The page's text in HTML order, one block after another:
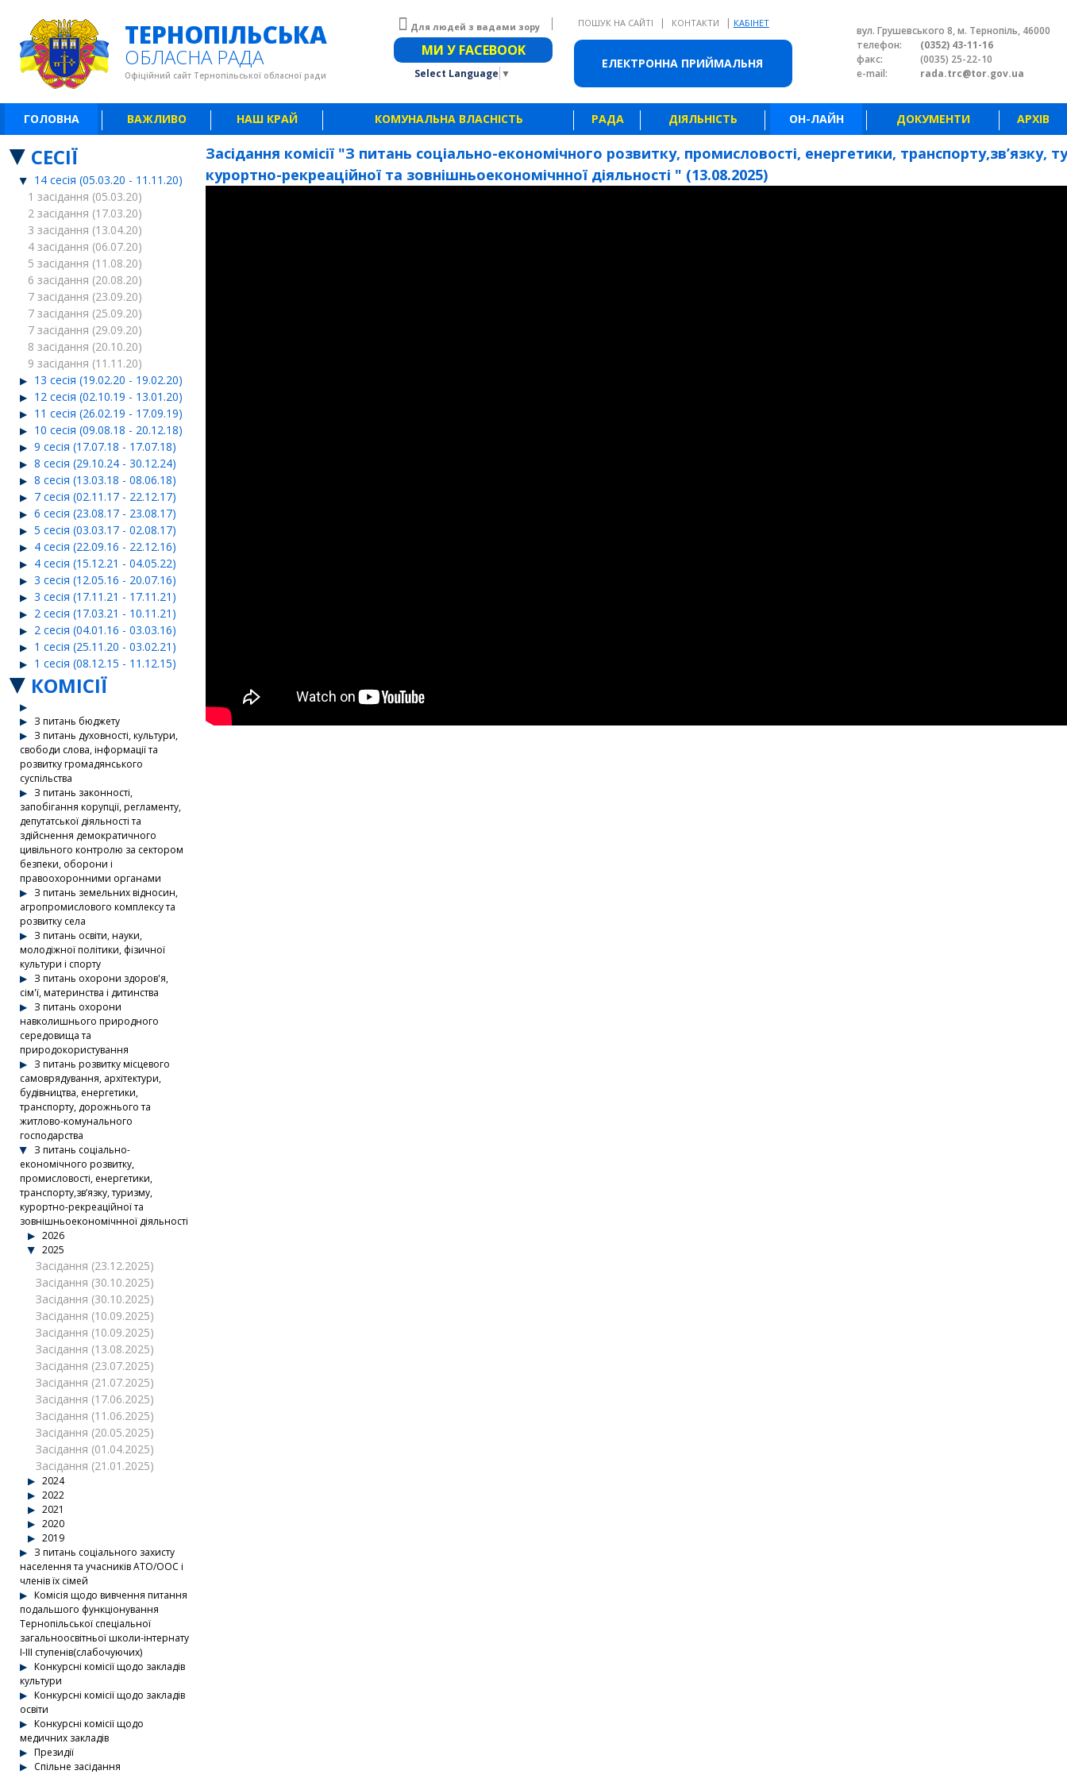
ЕЛЕКТРОННА ПРИЙМАЛЬНЯ
ТЕРНОПІЛЬСЬКА
ОБЛАСНА РАДА
Офіційний сайт Тернопільської обласної ради
Для людей з вадами зору Звичайна версія сайту
МИ У FACEBOOK
Select Language ▼
ПОШУК НА САЙТІ | КОНТАКТИ | КАБІНЕТ
вул. Грушевського 8, м. Тернопіль, 46000
телефон:
(0352) 43-11-16
факс:
(0035) 25-22-10
e-mail:
rada.trc@tor.gov.ua
ГОЛОВНА ВАЖЛИВО НАШ КРАЙ КОМУНАЛЬНА ВЛАСНІСТЬ РАДА ДІЯЛЬНІСТЬ ОН-ЛАЙН ДОКУМЕНТИ АРХІВ
СЕСІЇ
14 сесія (05.03.20 - 11.11.20)
1 засідання (05.03.20)
2 засідання (17.03.20)
3 засідання (13.04.20)
4 засідання (06.07.20)
5 засідання (11.08.20)
6 засідання (20.08.20)
7 засідання (23.09.20)
7 засідання (25.09.20)
7 засідання (29.09.20)
8 засідання (20.10.20)
9 засідання (11.11.20)
13 сесія (19.02.20 - 19.02.20)
12 сесія (02.10.19 - 13.01.20)
11 сесія (26.02.19 - 17.09.19)
10 сесія (09.08.18 - 20.12.18)
9 сесія (17.07.18 - 17.07.18)
8 сесія (29.10.24 - 30.12.24)
8 сесія (13.03.18 - 08.06.18)
7 сесія (02.11.17 - 22.12.17)
6 сесія (23.08.17 - 23.08.17)
5 сесія (03.03.17 - 02.08.17)
4 сесія (22.09.16 - 22.12.16)
4 сесія (15.12.21 - 04.05.22)
3 сесія (12.05.16 - 20.07.16)
3 сесія (17.11.21 - 17.11.21)
2 сесія (17.03.21 - 10.11.21)
2 сесія (04.01.16 - 03.03.16)
1 сесія (25.11.20 - 03.02.21)
1 сесія (08.12.15 - 11.12.15)
КОМІСІЇ
З питань бюджету
З питань духовності, культури,
свободи слова, інформації та
розвитку громадянського
суспільства
З питань законності,
запобігання корупції, регламенту,
депутатської діяльності та
здійснення демократичного
цивільного контролю за сектором
безпеки, оборони і
правоохоронними органами
З питань земельних відносин,
агропромислового комплексу та
розвитку села
З питань освіти, науки,
молодіжної політики, фізичної
культури і спорту
З питань охорони здоров'я,
сім'ї, материнства і дитинства
З питань охорони
навколишнього природного
середовища та
природокористування
З питань розвитку місцевого
самоврядування, архітектури,
будівництва, енергетики,
транспорту, дорожнього та
житлово-комунального
господарства
З питань соціально-
економічного розвитку,
промисловості, енергетики,
транспорту,зв’язку, туризму,
курортно-рекреаційної та
зовнішньоекономічнної діяльності
2026
2025
Засідання (23.12.2025)
Засідання (30.10.2025)
Засідання (30.10.2025)
Засідання (10.09.2025)
Засідання (10.09.2025)
Засідання (13.08.2025)
Засідання (23.07.2025)
Засідання (21.07.2025)
Засідання (17.06.2025)
Засідання (11.06.2025)
Засідання (20.05.2025)
Засідання (01.04.2025)
Засідання (21.01.2025)
2024
2022
2021
2020
2019
З питань соціального захисту
населення та учасників АТО/ООС і
членів їх сімей
Комісія щодо вивчення питання
подальшого функціонування
Тернопільської спеціальної
загальноосвітньої школи-інтернату
І-ІІІ ступенів(слабочуючих)
Конкурсні комісії щодо закладів
культури
Конкурсні комісії щодо закладів
освіти
Конкурсні комісії щодо
медичних закладів
Президії
Спільне засідання
Засідання комісії "З питань соціально-економічного розвитку, промисловості, енергетики, транспорту,зв’язку,
курортно-рекреаційної та зовнішньоекономічнної діяльності " (13.08.2025)